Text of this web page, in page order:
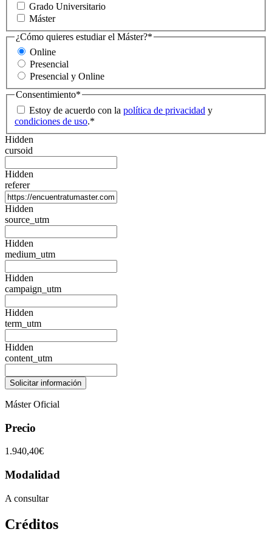
Grado Universitario
Máster
¿Cómo quieres estudiar el Máster?*
Online
Presencial
Presencial y Online
Consentimiento*
Estoy de acuerdo con la política de privacidad y
condiciones de uso.*
Hidden
cursoid
Hidden
referer
Hidden
source_utm
Hidden
medium_utm
Hidden
campaign_utm
Hidden
term_utm
Hidden
content_utm
Máster Oficial
Precio
1.940,40€
Modalidad
A consultar
Créditos